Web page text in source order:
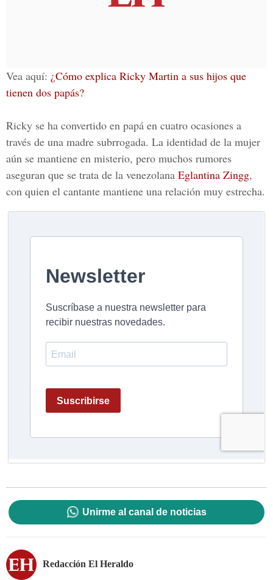
Vea aquí: ¿Cómo explica Ricky Martin a sus hijos que
tienen dos papás?
Ricky se ha convertido en papá en cuatro ocasiones a
través de una madre subrrogada. La identidad de la mujer
aún se mantiene en misterio, pero muchos rumores
aseguran que se trata de la venezolana Eglantina Zingg,
con quien el cantante mantiene una relación muy estrecha.
Unirme al canal de noticias
Redacción El Heraldo